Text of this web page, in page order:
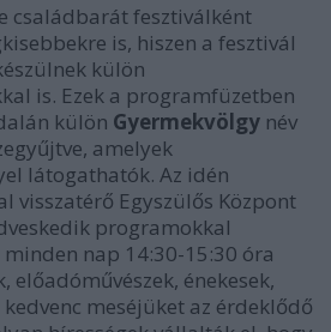
családbarát fesztiválként
is, hiszen a fesztivál
külön
is. Ezek a programfüzetben
külön Gyermekvölgy név
amelyek
látogathatók. Az idén
visszatérő Egyszülős Központ
programokkal
minden nap 14:30-15:30 óra
előadóművészek, énekesek,
meséjüket az érdeklődő